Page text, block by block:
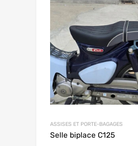
ASSISES ET PORTE-BAGAGES
Selle biplace C125